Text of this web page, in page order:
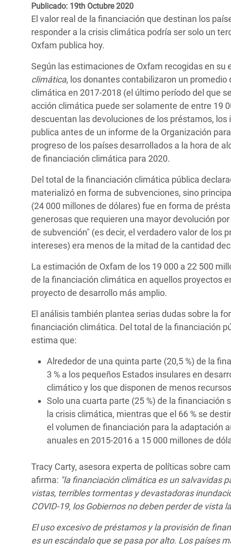
Conflictos y Desastres
Desigualdad Extrema y
Inequality and Rights in a
Digital Age
Gender, Rights, and Justice
en África
Crisis de
en
Crisis en
Crisis en
#ActuaPorElClima
Erradiquemos el Sufrimiento Humano que
se Oculta tras los Alimentos
¡Basta! Acabemos con las violencias contra
mujeres y niñas
ayuda
a
la
navegación
Publicado: 19th Octubre 2020
El valor real de la financiación que destinan los
responder a la crisis climática podría ser solo un
Oxfam publica hoy.
Según las estimaciones de Oxfam recogidas en su
climática, los donantes contabilizaron un
climática en 2017-2018 (el último período del que
acción climática puede ser solamente de entre 19
descuentan las devoluciones de los préstamos,
publica antes de un informe de la Organización
progreso de los países desarrollados a la hora de
de financiación climática para 2020.
Del total de la financiación climática pública
materializó en forma de subvenciones, sino
(24 000 millones de dólares) fue en forma de
generosas que requieren una mayor devolución
de subvención" (es decir, el verdadero valor de los
intereses) era menos de la mitad de la cantidad
La estimación de Oxfam de los 19 000 a 22 500
de la financiación climática en aquellos proyectos
proyecto de desarrollo más amplio.
El análisis también plantea serias dudas sobre la
financiación climática. Del total de la financiación
estima que:
Alrededor de una quinta parte (20,5 %) de la
3 % a los pequeños Estados insulares en
climático y los que disponen de menos
Solo una cuarta parte (25 %) de la
la crisis climática, mientras que el 66 % se
el volumen de financiación para la adaptación
anuales en 2015-2016 a 15 000 millones de
Tracy Carty, asesora experta de políticas sobre
afirma: "la financiación climática es un salvavidas
vistas, terribles tormentas y devastadoras
COVID-19, los Gobiernos no deben perder de
El uso excesivo de préstamos y la provisión de
es un escándalo que se pasa por alto. Los países